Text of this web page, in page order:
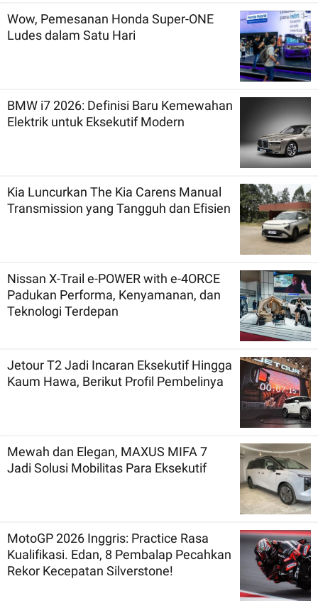
Wow, Pemesanan Honda Super-ONE
Ludes dalam Satu Hari
BMW i7 2026: Definisi Baru Kemewahan
Elektrik untuk Eksekutif Modern
Kia Luncurkan The Kia Carens Manual
Transmission yang Tangguh dan Efisien
Nissan X-Trail e-POWER with e-4ORCE
Padukan Performa, Kenyamanan, dan
Teknologi Terdepan
Jetour T2 Jadi Incaran Eksekutif Hingga
Kaum Hawa, Berikut Profil Pembelinya
Mewah dan Elegan, MAXUS MIFA 7
Jadi Solusi Mobilitas Para Eksekutif
MotoGP 2026 Inggris: Practice Rasa
Kualifikasi. Edan, 8 Pembalap Pecahkan
Rekor Kecepatan Silverstone!